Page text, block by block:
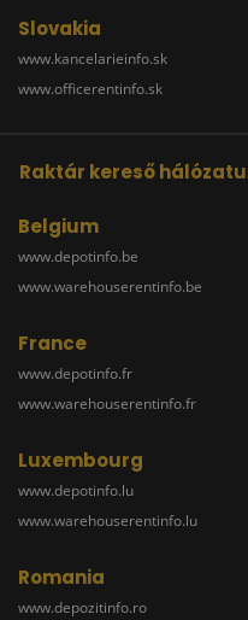
Slovakia
www.kancelarieinfo.sk
www.officerentinfo.sk
Raktár kereső
Belgium
www.depotinfo.be
www.warehouserentinfo.be
France
www.depotinfo.fr
www.warehouserentinfo.fr
Luxembourg
www.depotinfo.lu
www.warehouserentinfo.lu
Romania
www.depozitinfo.ro